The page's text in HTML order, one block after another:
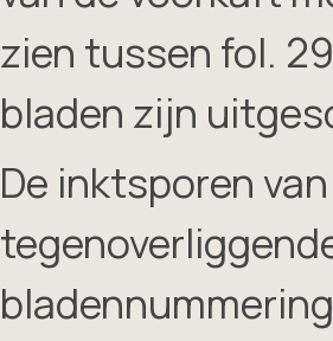
zien tussen fol.
bladen zijn
De inktsporen